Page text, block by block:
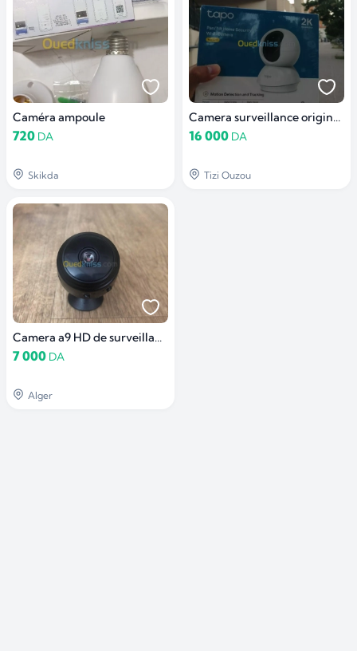
Caméra ampoule
720 DA
Skikda
Camera surveillance originale
16 000 DA
Tizi Ouzou
Camera a9 HD de surveillance
7 000 DA
Alger